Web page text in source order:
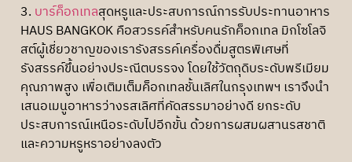
3. บาร์ค็อกเทลสุดหรูและประสบการณ์การรับประทานอาหาร
HAUS BANGKOK คือสวรรค์สำหรับคนรักค็อกเทล มิกโซโลจิ
สต์ผู้เชี่ยวชาญของเรารังสรรค์เครื่องดื่มสูตรพิเศษที่
รังสรรค์ขึ้นอย่างประณีตบรรจง โดยใช้วัตถุดิบระดับพรีเมียม
คุณภาพสูง เพื่อเติมเต็มค็อกเทลชั้นเลิศในกรุงเทพฯ เราจึงนำ
เสนอเมนูอาหารว่างรสเลิศที่คัดสรรมาอย่างดี ยกระดับ
ประสบการณ์เหนือระดับไปอีกขั้น ด้วยการผสมผสานรสชาติ
และความหรูหราอย่างลงตัว